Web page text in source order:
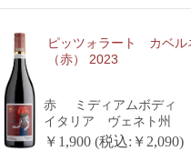
ピッツォラート カベ
（赤） 2023
赤
ミディアムボディ
イタリア ヴェネト州
￥1,900 (税込:￥2,090)